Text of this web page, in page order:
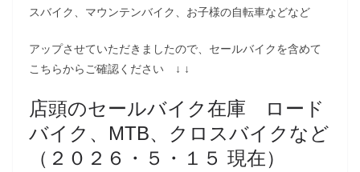
スバイク、マウンテンバイク、お子様の自転車などなど
アップさせていただきましたので、セールバイクを含めて
こちらからご確認ください ↓ ↓
店頭のセールバイク在庫 ロード
バイク、MTB、クロスバイクなど
（２０２６・５・１５ 現在）